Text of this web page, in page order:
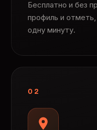
Бесплатно и без
профиль и
одну минуту.
02